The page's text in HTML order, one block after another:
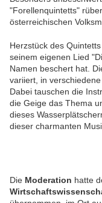
"Forellenquintetts"
österreichischen
Herzstück des
seinem eigenen Lied
Namen beschert hat.
variiert, in
Dabei tauschen die
die Geige das Thema
dieses
dieser charmanten
Die Moderation hatte